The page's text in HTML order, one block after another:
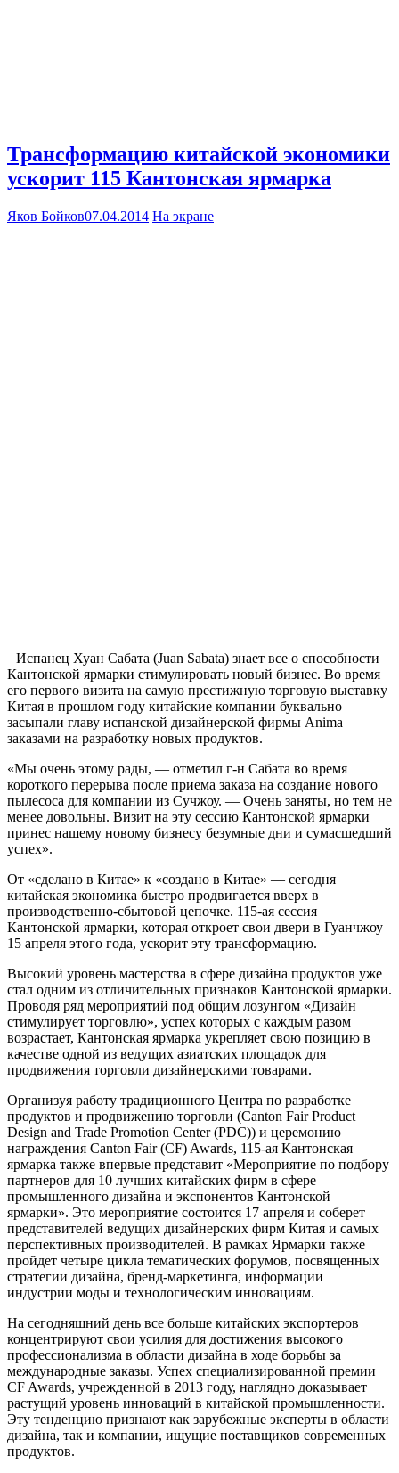
Трансформацию китайской экономики
ускорит 115 Кантонская ярмарка
Яков Бойков07.04.2014 На экране
Испанец Хуан Сабата (Juan Sabata) знает все о способности
Кантонской ярмарки стимулировать новый бизнес. Во время
его первого визита на самую престижную торговую выставку
Китая в прошлом году китайские компании буквально
засыпали главу испанской дизайнерской фирмы Anima
заказами на разработку новых продуктов.
«Мы очень этому рады, — отметил г-н Сабата во время
короткого перерыва после приема заказа на создание нового
пылесоса для компании из Сучжоу. — Очень заняты, но тем не
менее довольны. Визит на эту сессию Кантонской ярмарки
принес нашему новому бизнесу безумные дни и сумасшедший
успех».
От «сделано в Китае» к «создано в Китае» — сегодня
китайская экономика быстро продвигается вверх в
производственно-сбытовой цепочке. 115-ая сессия
Кантонской ярмарки, которая откроет свои двери в Гуанчжоу
15 апреля этого года, ускорит эту трансформацию.
Высокий уровень мастерства в сфере дизайна продуктов уже
стал одним из отличительных признаков Кантонской ярмарки.
Проводя ряд мероприятий под общим лозунгом «Дизайн
стимулирует торговлю», успех которых с каждым разом
возрастает, Кантонская ярмарка укрепляет свою позицию в
качестве одной из ведущих азиатских площадок для
продвижения торговли дизайнерскими товарами.
Организуя работу традиционного Центра по разработке
продуктов и продвижению торговли (Canton Fair Product
Design and Trade Promotion Center (PDC)) и церемонию
награждения Canton Fair (CF) Awards, 115-ая Кантонская
ярмарка также впервые представит «Мероприятие по подбору
партнеров для 10 лучших китайских фирм в сфере
промышленного дизайна и экспонентов Кантонской
ярмарки». Это мероприятие состоится 17 апреля и соберет
представителей ведущих дизайнерских фирм Китая и самых
перспективных производителей. В рамках Ярмарки также
пройдет четыре цикла тематических форумов, посвященных
стратегии дизайна, бренд-маркетинга, информации
индустрии моды и технологическим инновациям.
На сегодняшний день все больше китайских экспортеров
концентрируют свои усилия для достижения высокого
профессионализма в области дизайна в ходе борьбы за
международные заказы. Успех специализированной премии
CF Awards, учрежденной в 2013 году, наглядно доказывает
растущий уровень инноваций в китайской промышленности.
Эту тенденцию признают как зарубежные эксперты в области
дизайна, так и компании, ищущие поставщиков современных
продуктов.